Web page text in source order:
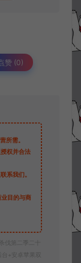
赞 (0)
所需。
权并合法
系我们。
目的与商
伐第二季二十
+安卓苹果双